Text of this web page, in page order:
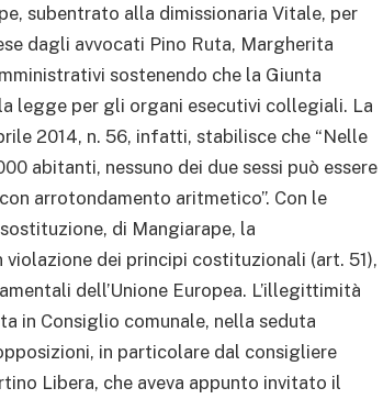
subentrato alla dimissionaria Vitale, per
dagli avvocati Pino Ruta, Margherita
sostenendo che la Giunta
legge per gli organi esecutivi collegiali. La
2014, n. 56, infatti, stabilisce che “Nelle
abitanti, nessuno dei due sessi può essere
arrotondamento aritmetico”. Con le
di Mangiarape, la
dei principi costituzionali (art. 51),
dell’Unione Europea. L’illegittimità
in Consiglio comunale, nella seduta
in particolare dal consigliere
Libera, che aveva appunto invitato il